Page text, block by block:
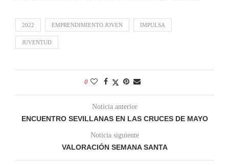
2022 EMPRENDIMIENTO JOVEN IMPULSA
JUVENTUD
0
Noticia anterior
ENCUENTRO SEVILLANAS EN LAS CRUCES DE MAYO
Noticia siguiente
VALORACIÓN SEMANA SANTA